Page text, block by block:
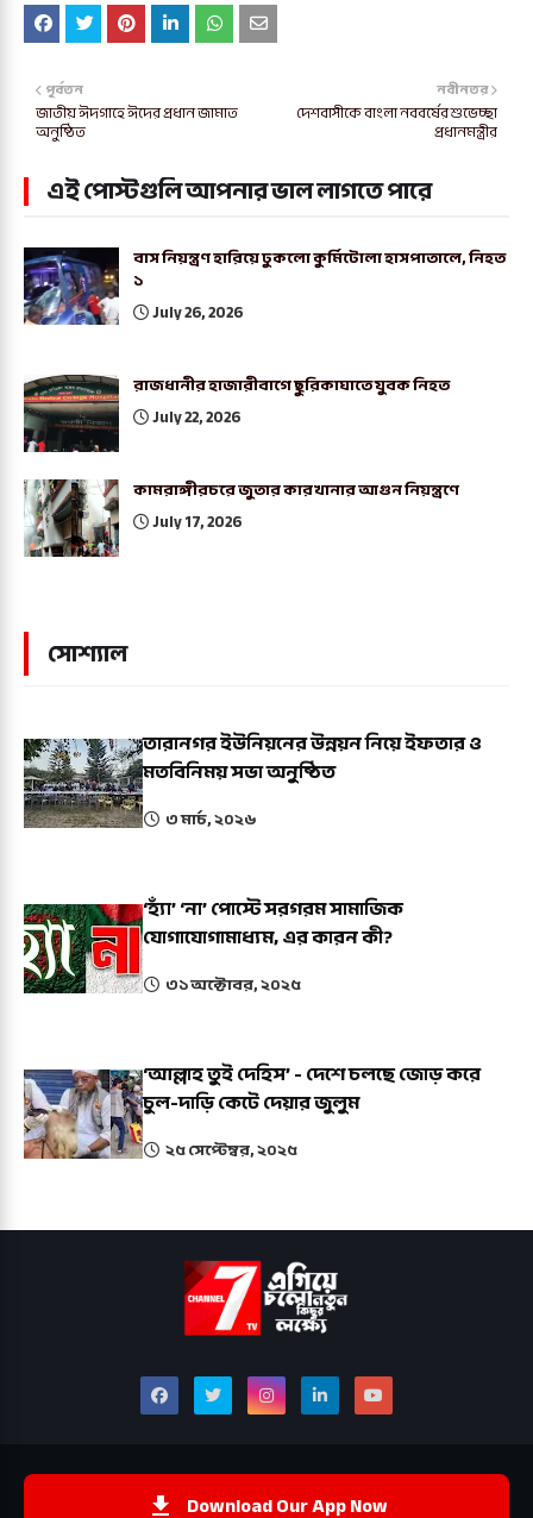
নবীনতর
দেশবাসীকে বাংলা নববর্ষের শুভেচ্ছা
প্রধানমন্ত্রীর
পূর্বতন
জাতীয় ঈদগাহে ঈদের প্রধান জামাত
অনুষ্ঠিত
এই পোস্টগুলি আপনার ভাল লাগতে পারে
বাস নিয়ন্ত্রণ হারিয়ে ঢুকলো কুর্মিটোলা হাসপাতালে, নিহত
১
July 26, 2026
রাজধানীর হাজারীবাগে ছুরিকাঘাতে যুবক নিহত
July 22, 2026
কামরাঙ্গীরচরে জুতার কারখানার আগুন নিয়ন্ত্রণে
July 17, 2026
সোশ্যাল
তারানগর ইউনিয়নের উন্নয়ন নিয়ে ইফতার ও
মতবিনিময় সভা অনুষ্ঠিত
৩ মার্চ, ২০২৬
‘হ্যাঁ’ ‘না’ পোস্টে সরগরম সামাজিক
যোগাযোগামাধ্যম, এর কারন কী?
৩১ অক্টোবর, ২০২৫
‘আল্লাহ তুই দেহিস’ - দেশে চলছে জোড় করে
চুল-দাড়ি কেটে দেয়ার জুলুম
২৫ সেপ্টেম্বর, ২০২৫
Download Our App Now